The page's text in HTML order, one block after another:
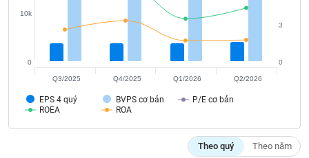
EPS 4 quý BVPS cơ bản
P/E cơ bản
ROEA
ROA
0
10k
0
3
Q3/2025 Q4/2025 Q1/2026 Q2/2026
Theo quý Theo năm
chính